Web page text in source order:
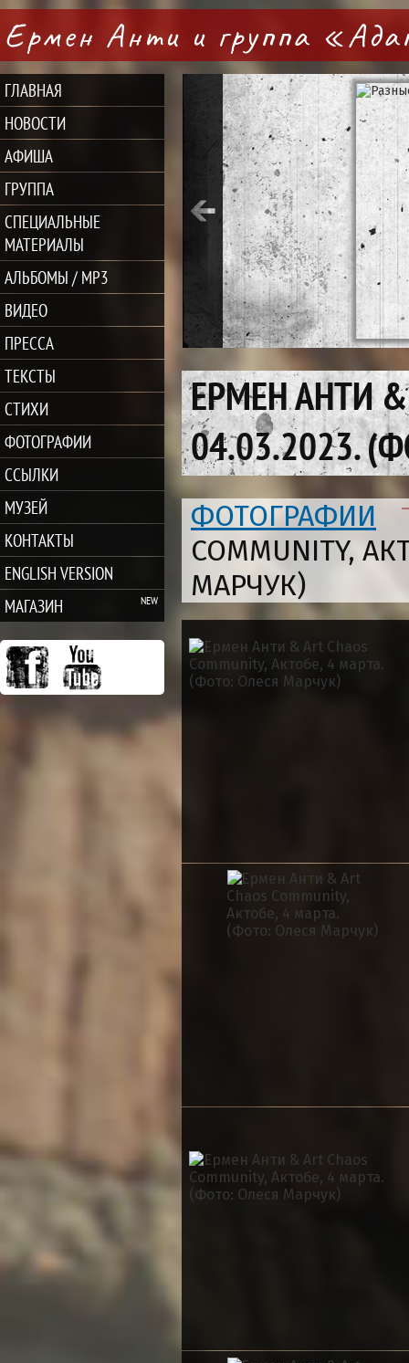
Ермен Анти и группа
ГЛАВНАЯ
НОВОСТИ
АФИША
ГРУППА
СПЕЦИАЛЬНЫЕ
МАТЕРИАЛЫ
АЛЬБОМЫ / MP3
ВИДЕО
ПРЕССА
ТЕКСТЫ
СТИХИ
ФОТОГРАФИИ
ССЫЛКИ
МУЗЕЙ
КОНТАКТЫ
ENGLISH VERSION
МАГАЗИН
ЕРМЕН АНТИ &
04.03.2023.
ФОТОГРАФИИ
COMMUNITY,
МАРЧУК)